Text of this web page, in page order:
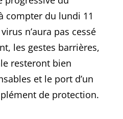
compter du lundi 11
n’aura pas cessé
les gestes barrières,
resteront bien
et le port d’un
de protection.